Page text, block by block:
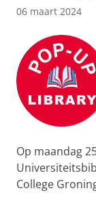
06 maart 2024
Op maandag
College